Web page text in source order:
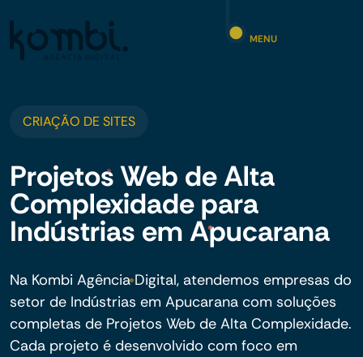
MENU
CRIAÇÃO DE SITES
Projetos Web de Alta
Complexidade para
Indústrias em Apucarana
Na Kombi Agência Digital, atendemos empresas do
setor de Indústrias em Apucarana com soluções
completas de Projetos Web de Alta Complexidade.
Cada projeto é desenvolvido com foco em